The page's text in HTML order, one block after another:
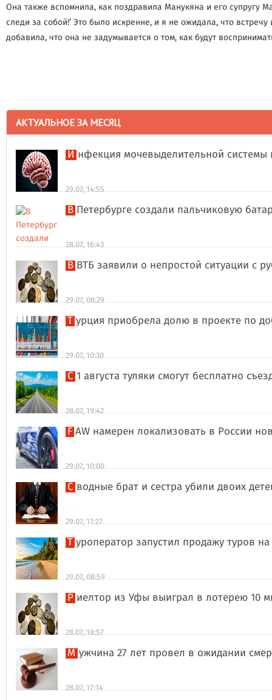
Она также вспомнила, как поздравила Манукяна и его
следи за собой!’ Это было искренне, и я не ожидала, что
добавила, что она не задумывается о том, как будут
АКТУАЛЬНОЕ ЗА МЕСЯЦ
Инфекция мочевыделительной
29.07, 14:55
В Петербурге создали пальчиковую
28.07, 16:43
В ВТБ заявили о непростой ситуации с
29.07, 08:29
Турция приобрела долю в проекте по
29.07, 10:30
С 1 августа туляки смогут бесплатно
28.07, 19:42
FAW намерен локализовать в России
29.07, 10:00
Сводные брат и сестра убили двоих
29.07, 11:27
Туроператор запустил продажу туров
29.07, 08:59
Риелтор из Уфы выиграл в лотерею 10
28.07, 18:57
Мужчина 27 лет провел в ожидании
28.07, 17:14